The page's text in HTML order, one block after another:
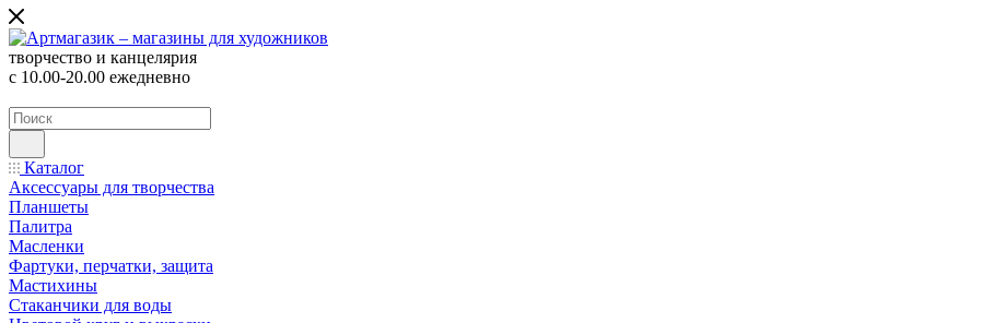
творчество и канцелярия
с 10.00-20.00 ежедневно
Каталог
Аксессуары для творчества
Планшеты
Палитра
Масленки
Фартуки, перчатки, защита
Мастихины
Стаканчики для воды